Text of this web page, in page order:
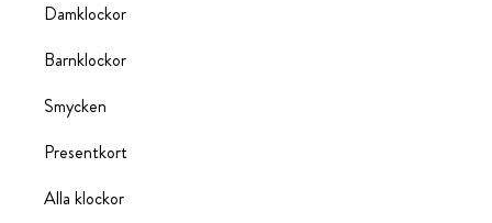
Damklockor
Barnklockor
Smycken
Presentkort
Alla klockor